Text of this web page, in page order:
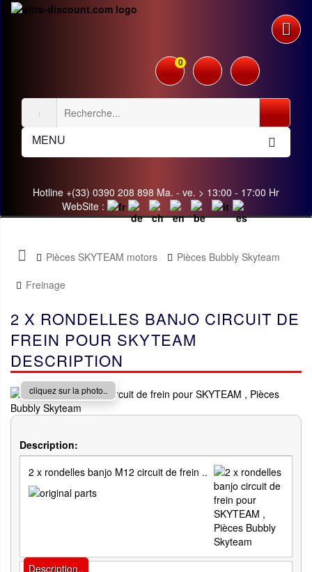
0
MENU
Hotline +(33) 0390 208 898 Ma. - ve. > 13:00 - 17:00 Hr
WebSite :
Pièces SKYTEAM motors
Pièces Bubbly Skyteam
Freinage
2 X RONDELLES BANJO CIRCUIT DE
FREIN POUR SKYTEAM
DESCRIPTION
cliquez sur la photo..
Description:
2 x rondelles banjo M12 circuit de frein ..
Description..